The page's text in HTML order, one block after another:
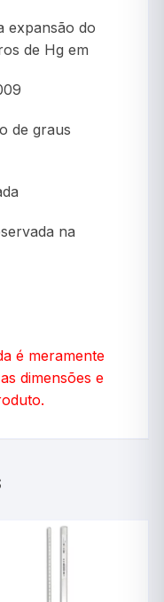
expansão do
de Hg em
de graus
na
é meramente
dimensões e